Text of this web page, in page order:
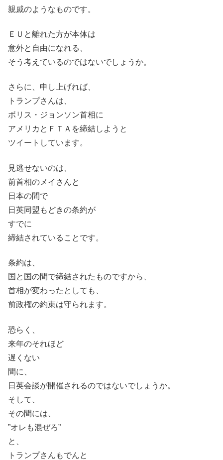
親戚のようなものです。
ＥＵと離れた方が本体は
意外と自由になれる、
そう考えているのではないでしょうか。
さらに、申し上げれば、
トランプさんは、
ボリス・ジョンソン首相に
アメリカとＦＴＡを締結しようと
ツイートしています。
見逃せないのは、
前首相のメイさんと
日本の間で
日英同盟もどきの条約が
すでに
締結されていることです。
条約は、
国と国の間で締結されたものですから、
首相が変わったとしても、
前政権の約束は守られます。
恐らく、
来年のそれほど
遅くない
間に、
日英会談が開催されるのではないでしょうか。
そして、
その間には、
”オレも混ぜろ”
と、
トランプさんもでんと